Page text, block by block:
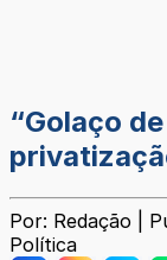
“Golaço
Por: Redação |
Política